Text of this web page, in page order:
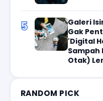
5
Galeri
Gak
'Digital
Sampah
Otak)
RANDOM PICK